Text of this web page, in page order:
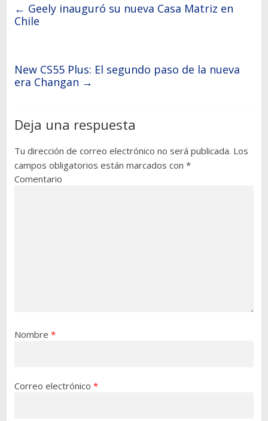
← Geely inauguró su nueva Casa Matriz en
Chile
New CS55 Plus: El segundo paso de la nueva
era Changan →
Deja una respuesta
Tu dirección de correo electrónico no será publicada. Los
campos obligatorios están marcados con *
Comentario
Nombre *
Correo electrónico *